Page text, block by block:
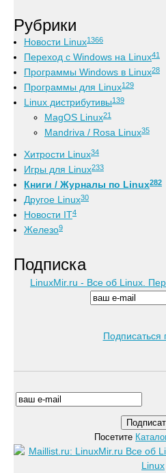
Рубрики
Новости Linux1366
Переход с Windows на Linux41
Программы Windows в Linux28
Программы для Linux129
Linux дистрибутивы139
MagOS Linux21
Mandriva / Rosa Linux35
Хитрости Linux34
Игры для Linux233
Книги / Журналы по Linux282
Другое Linux30
Новости IT4
Железо9
Подписка
LinuxMir.ru - Все об Linux.
Подписаться
Посетите